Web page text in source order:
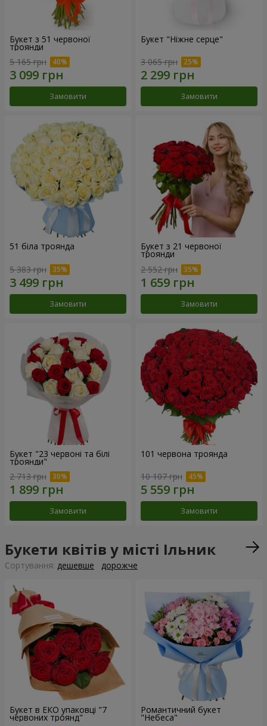
Букет з 51 червоної
троянди
5 165 грн
Замовити
Букет "Ніжне серце"
3 065 грн
Замовити
51 біла троянда
5 383 грн
Замовити
Букет з 21 червоної
троянди
2 552 грн
Замовити
Букет "23 червоні та білі
троянди"
2 713 грн
Замовити
101 червона троянда
10 107 грн
Замовити
Букети квітів у місті Ільник
Сортування: дешевше дорожче
Букет в ЕКО упаковці "7
червоних троянд"
Романтичний букет
"Небеса"